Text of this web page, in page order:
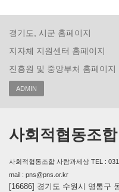
경기도, 시군 홈페이지
지자체 지원센터 홈페이지
진흥원 및 중앙부처 홈페이지
ADMIN
사회적협동조
사회적협동조합 사람과세상 TEL :
mail : pns@pns.or.kr
[16686] 경기도 수원시 영통구